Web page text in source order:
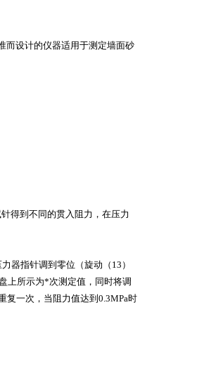
而设计的仪器适用于测定墙面砂
得到不同的贯入阻力，在压力
器指针调到零位（旋动（13）
上所示为*次测定值，同时将调
复一次，当阻力值达到0.3MPa时